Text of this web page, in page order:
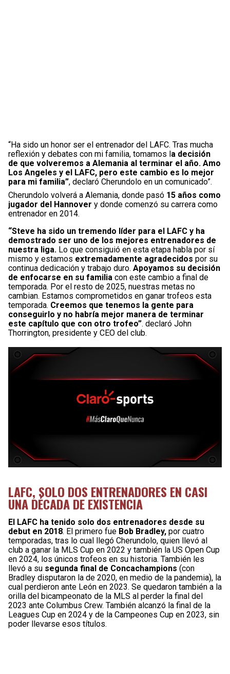
“Ha sido un honor ser el entrenador del LAFC. Tras mucha
reflexión y debates con mi familia, tomamos la decisión
de que volveremos a Alemania al terminar el año. Amo
Los Angeles y el LAFC, pero este cambio es lo mejor
para mi familia”, declaró Cherundolo en un comunicado”.
Cherundolo volverá a Alemania, donde pasó 15 años como
jugador del Hannover y donde comenzó su carrera como
entrenador en 2014.
“Steve ha sido un tremendo líder para el LAFC y ha
demostrado ser uno de los mejores entrenadores de
nuestra liga. Lo que consiguió en esta etapa habla por sí
mismo y estamos extremadamente agradecidos por su
continua dedicación y trabajo duro. Apoyamos su decisión
de enfocarse en su familia con este cambio a final de
temporada. Por el resto de 2025, nuestras metas no
cambian. Estamos comprometidos en ganar trofeos esta
temporada. Creemos que tenemos la gente para
conseguirlo y no habría mejor manera de terminar
este capítulo que con otro trofeo”. declaró John
Thorrington, presidente y CEO del club.
LAFC, SOLO DOS ENTRENADORES EN CASI
UNA DÉCADA DE EXISTENCIA
El LAFC ha tenido solo dos entrenadores desde su
debut en 2018. El primero fue Bob Bradley, por cuatro
temporadas, tras lo cual llegó Cherundolo, quien llevó al
club a ganar la MLS Cup en 2022 y también la US Open Cup
en 2024, los únicos trofeos en su historia. También les
llevó a su segunda final de Concachampions (con
Bradley disputaron la de 2020, en medio de la pandemia), la
cual perdieron ante León en 2023. Se quedaron también a la
orilla del bicampeonato de la MLS al perder la final del
2023 ante Columbus Crew. También alcanzó la final de la
Leagues Cup en 2024 y de la Campeones Cup en 2023, sin
poder llevarse esos títulos.